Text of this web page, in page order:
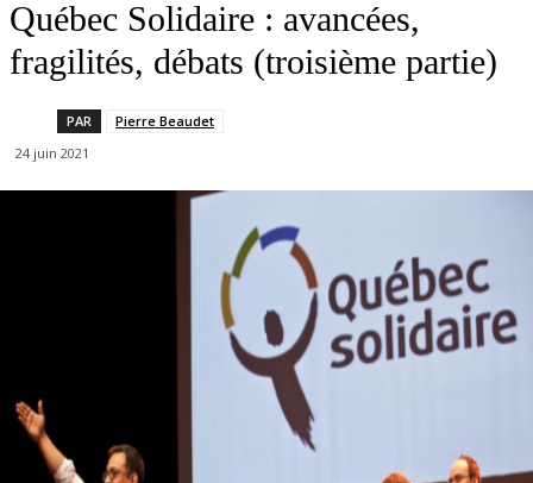
Québec Solidaire : avancées,
fragilités, débats (troisième partie)
PAR
Pierre Beaudet
24 juin 2021